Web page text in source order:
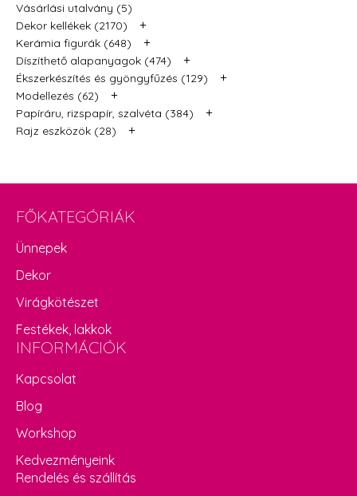
Vásárlási utalvány (5)
Dekor kellékek (2170)
+
Kerámia figurák (648) +
Díszíthető alapanyagok (474) +
Ékszerkészítés és gyöngyfűzés (129) +
Modellezés (62) +
Papíráru, rizspapír, szalvéta (384) +
Rajz eszközök (28) +
FŐKATEGÓRIÁK
Ünnepek
Dekor
Virágkötészet
Festékek, lakkok
INFORMÁCIÓK
Kapcsolat
Blog
Workshop
Kedvezményeink
Rendelés és szállítás